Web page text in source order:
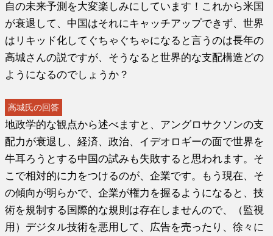
自の未来予測を大変楽しみにしています！これから米国
が衰退して、中国はそれにキャッチアップできず、世界
はリキッド化してぐちゃぐちゃになると言うのは長年の
高城さんの説ですが、そうなると世界的な支配構造どの
ようになるのでしょうか？
高城氏の回答
地政学的な観点から述べますと、アングロサクソンの支
配力が衰退し、経済、政治、イデオロギーの面で世界を
牛耳ろうとする中国の試みも失敗すると思われます。そ
こで相対的に力をつけるのが、企業です。もう現在、そ
の傾向が明らかで、企業が権力を握るようになると、技
術を規制する国際的な規則は存在しませんので、（監視
用）デジタル技術を悪用して、広告を売ったり、徐々に